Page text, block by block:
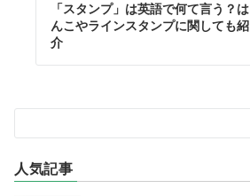
「スタンプ」は英語で何て言う？は
んこやラインスタンプに関しても紹
介
人気記事